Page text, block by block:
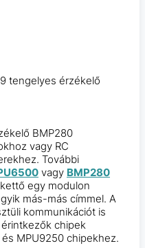
tengelyes érzékelő
BMP280
vagy RC
További
vagy BMP280
egy modulon
más-más címmel. A
kommunikációt is
chipek
MPU9250 chipekhez.